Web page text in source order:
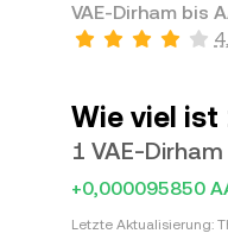
VAE-Dirham bis
Wie viel ist
1 VAE-
+0,000095850
Letzte Aktualisierung: